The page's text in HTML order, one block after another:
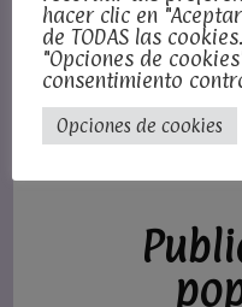
Una
mujer
hacer clic en
de TODAS las
"Opciones de
consentimiento
Opciones de cookies